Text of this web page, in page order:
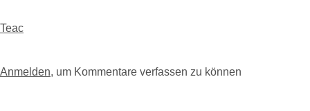
Teac
Anmelden, um Kommentare verfassen zu können